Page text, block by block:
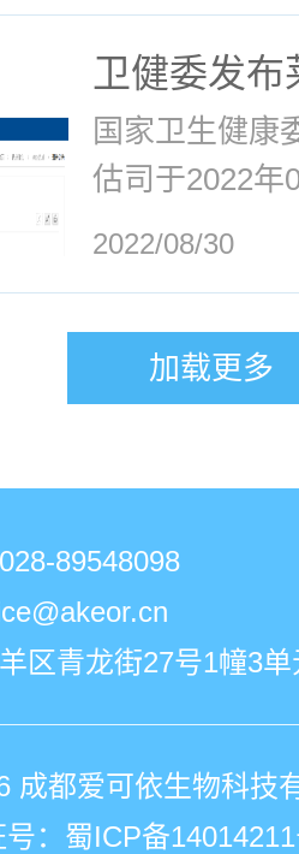
题的诊疗、预
单进行了更
和命名调整的
信息如下:
卫健委发
杆菌长亚种
种新食品原
国家卫生健康
估司于2022年
了2022年第2
酚3种新食品
（一）莱茵
2022/08/30
加载更多
028-89548098
区青龙街27号1幢3
成都爱可依生物科技
：蜀ICP备